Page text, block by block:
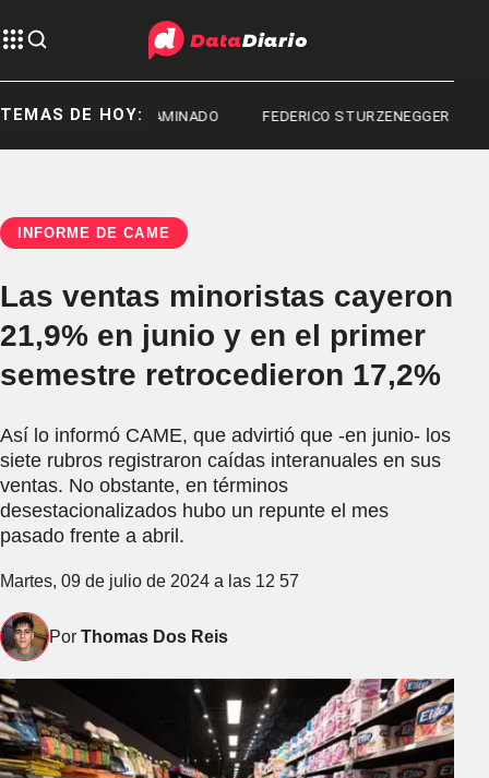
TEMAS DE HOY:
CONTAMINADO FEDERICO STURZENEGGER
INFORME DE CAME
Las ventas minoristas cayeron
21,9% en junio y en el primer
semestre retrocedieron 17,2%
Así lo informó CAME, que advirtió que -en junio- los
siete rubros registraron caídas interanuales en sus
ventas. No obstante, en términos
desestacionalizados hubo un repunte el mes
pasado frente a abril.
Martes, 09 de julio de 2024 a las 12 57
Por Thomas Dos Reis